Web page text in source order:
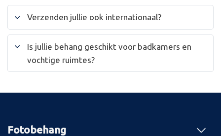
Verzenden jullie ook internationaal?
Is jullie behang geschikt voor badkamers en
vochtige ruimtes?
Fotobehang